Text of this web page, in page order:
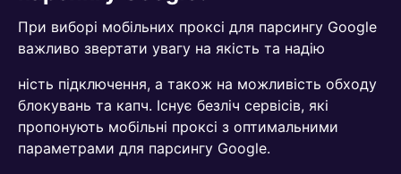
При виборі мобільних проксі для парсингу Google
важливо звертати увагу на якість та надію
ність підключення, а також на можливість обходу
блокувань та капч. Існує безліч сервісів, які
пропонують мобільні проксі з оптимальними
параметрами для парсингу Google.